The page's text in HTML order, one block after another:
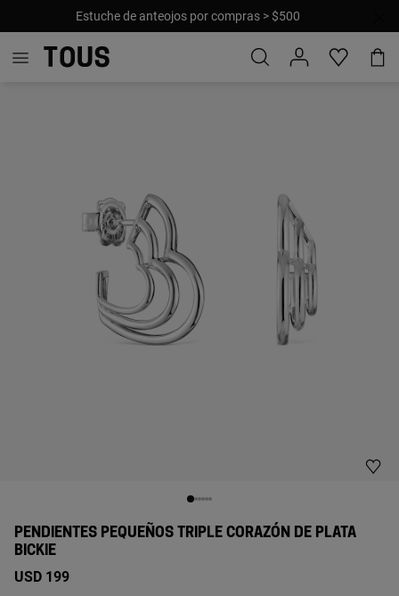
Estuche de anteojos por compras > $500
PENDIENTES PEQUEÑOS TRIPLE CORAZÓN DE PLATA
BICKIE
USD 199